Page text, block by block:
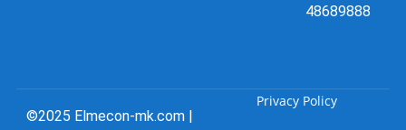
48689888
©2025 Elmecon-mk.com |
Privacy Policy